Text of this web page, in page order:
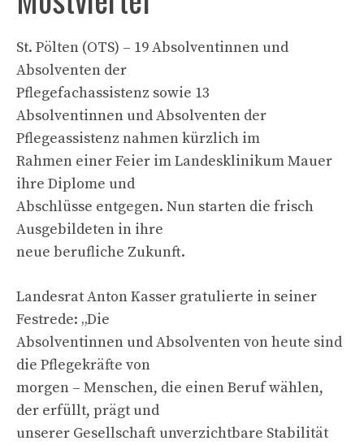
St. Pölten (OTS) – 19 Absolventinnen und
Absolventen der
Pflegefachassistenz sowie 13
Absolventinnen und Absolventen der
Pflegeassistenz nahmen kürzlich im
Rahmen einer Feier im Landesklinikum Mauer
ihre Diplome und
Abschlüsse entgegen. Nun starten die frisch
Ausgebildeten in ihre
neue berufliche Zukunft.
Landesrat Anton Kasser gratulierte in seiner
Festrede: „Die
Absolventinnen und Absolventen von heute sind
die Pflegekräfte von
morgen – Menschen, die einen Beruf wählen,
der erfüllt, prägt und
unserer Gesellschaft unverzichtbare Stabilität